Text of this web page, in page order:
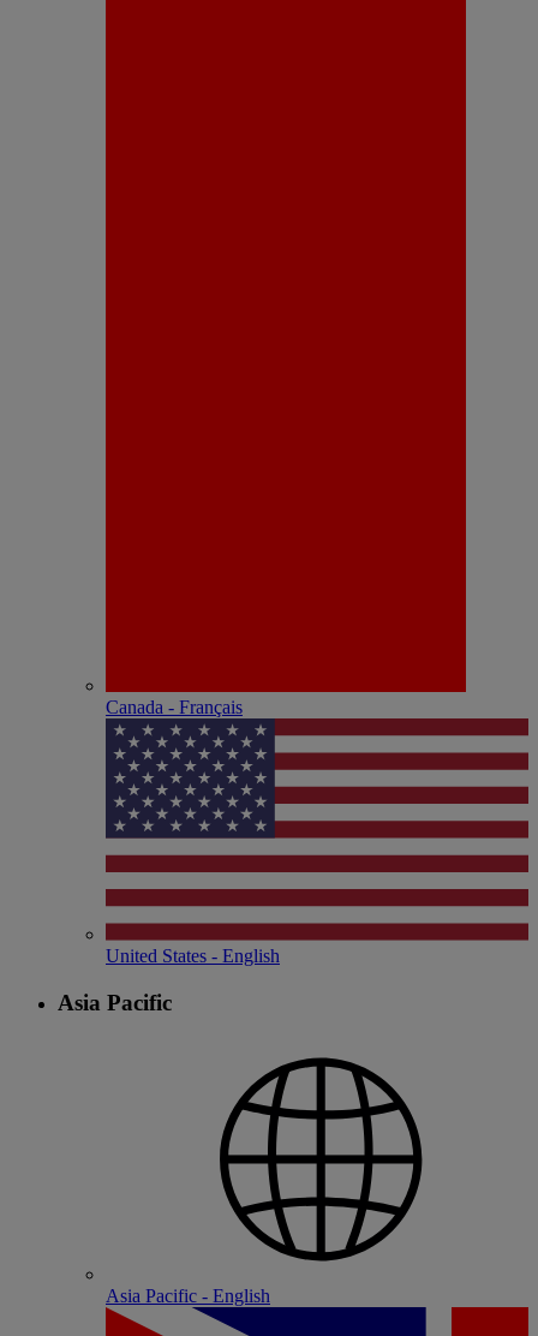
Canada - Français
United States - English
Asia Pacific
Asia Pacific - English